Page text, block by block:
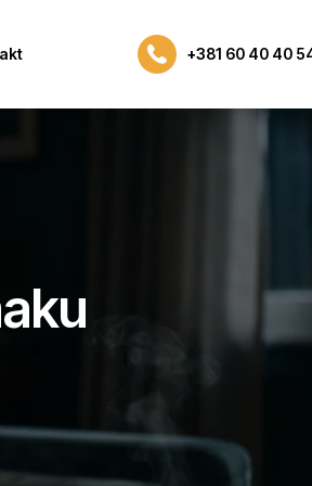
+381 60 40 40